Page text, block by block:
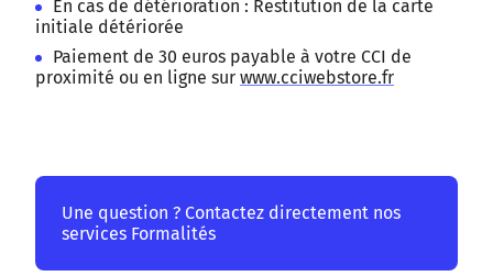
En cas de détérioration : Restitution de la carte
initiale détériorée
Paiement de 30 euros payable à votre CCI de
proximité ou en ligne sur www.cciwebstore.fr
Une question ? Contactez directement nos
services Formalités